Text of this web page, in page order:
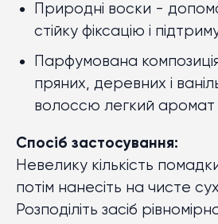
Природні воски -
стійку фіксацію і
Парфумована
пряних, деревних і
волоссю легкий аромат
Спосіб застосування:
Невелику кількість
потім нанесіть на чисте
Розподіліть засіб